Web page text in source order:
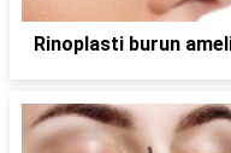
Rinoplasti burun